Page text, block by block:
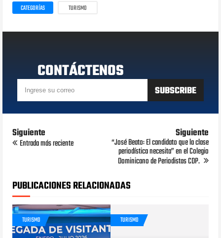
CATEGORÍAS TURISMO
CONTÁCTENOS
Siguiente
Entrada más reciente
Siguiente
“José Beato: El candidato que la clase
periodística necesita” en el Colegio
Dominicano de Periodistas CDP.
PUBLICACIONES RELACIONADAS
TURISMO TURISMO